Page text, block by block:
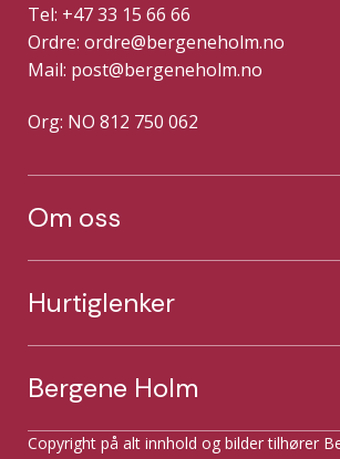
Tel: +47 33 15 66 66
Ordre: ordre@bergeneholm.no
Mail: post@bergeneholm.no
Org: NO 812 750 062
Om oss
Hurtiglenker
Bergene Holm
Copyright på alt innhold og bilder tilhører